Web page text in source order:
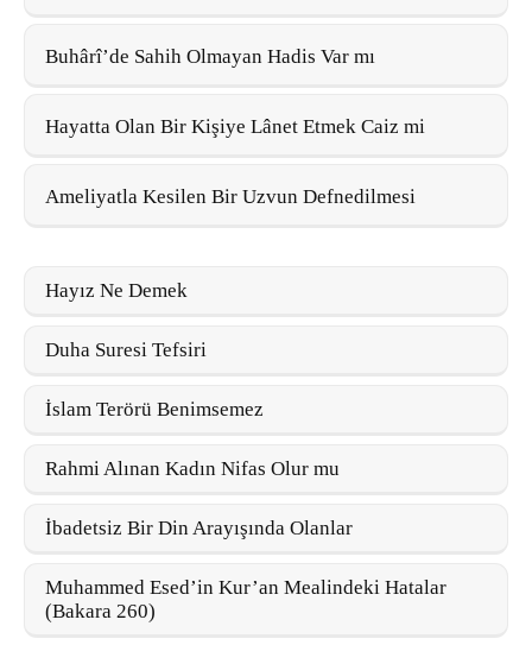
Buhârî’de Sahih Olmayan Hadis Var mı
Hayatta Olan Bir Kişiye Lânet Etmek Caiz mi
Ameliyatla Kesilen Bir Uzvun Defnedilmesi
Hayız Ne Demek
Duha Suresi Tefsiri
İslam Terörü Benimsemez
Rahmi Alınan Kadın Nifas Olur mu
İbadetsiz Bir Din Arayışında Olanlar
Muhammed Esed’in Kur’an Mealindeki Hatalar
(Bakara 260)